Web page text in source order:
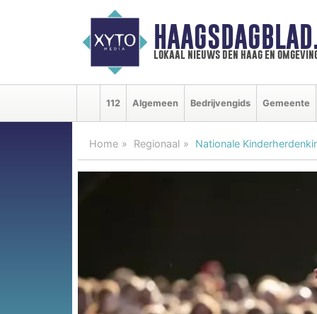
lokaal nieuws den haag en
112 Algemeen Bedrijvengids Gemeente
Home Regionaal Nationale